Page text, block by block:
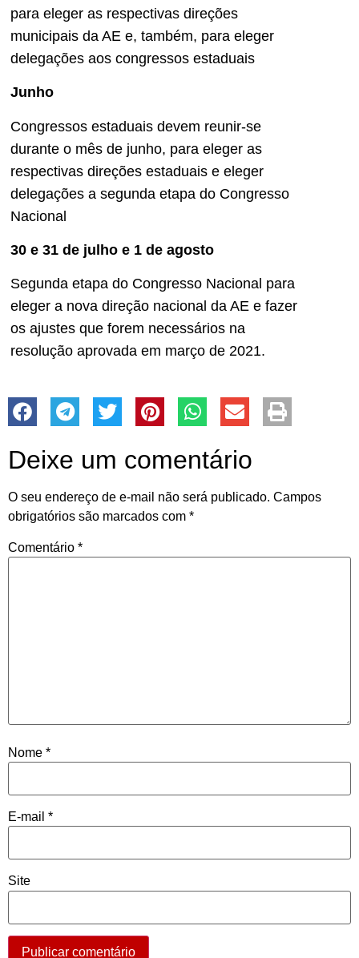
para eleger as respectivas direções
municipais da AE e, também, para eleger
delegações aos congressos estaduais
Junho
Congressos estaduais devem reunir-se
durante o mês de junho, para eleger as
respectivas direções estaduais e eleger
delegações a segunda etapa do Congresso
Nacional
30 e 31 de julho e 1 de agosto
Segunda etapa do Congresso Nacional para
eleger a nova direção nacional da AE e fazer
os ajustes que forem necessários na
resolução aprovada em março de 2021.
Deixe um comentário
O seu endereço de e-mail não será publicado. Campos
obrigatórios são marcados com *
Comentário *
Nome *
E-mail *
Site